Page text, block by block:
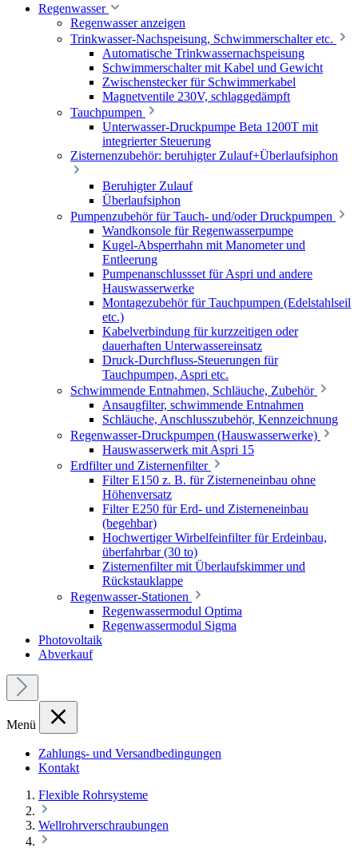
Regenwasser
Regenwasser anzeigen
Trinkwasser-Nachspeisung, Schwimmerschalter etc.
Automatische Trinkwassernachspeisung
Schwimmerschalter mit Kabel und Gewicht
Zwischenstecker für Schwimmerkabel
Magnetventile 230V, schlaggedämpft
Tauchpumpen
Unterwasser-Druckpumpe Beta 1200T mit
integrierter Steuerung
Zisternenzubehör: beruhigter Zulauf+Überlaufsiphon
Beruhigter Zulauf
Überlaufsiphon
Pumpenzubehör für Tauch- und/oder Druckpumpen
Wandkonsole für Regenwasserpumpe
Kugel-Absperrhahn mit Manometer und
Entleerung
Pumpenanschlussset für Aspri und andere
Hauswasserwerke
Montagezubehör für Tauchpumpen (Edelstahlseil
etc.)
Kabelverbindung für kurzzeitigen oder
dauerhaften Unterwassereinsatz
Druck-Durchfluss-Steuerungen für
Tauchpumpen, Aspri etc.
Schwimmende Entnahmen, Schläuche, Zubehör
Ansaugfilter, schwimmende Entnahmen
Schläuche, Anschlusszubehör, Kennzeichnung
Regenwasser-Druckpumpen (Hauswasserwerke)
Hauswasserwerk mit Aspri 15
Erdfilter und Zisternenfilter
Filter E150 z. B. für Zisterneneinbau ohne
Höhenversatz
Filter E250 für Erd- und Zisterneneinbau
(begehbar)
Hochwertiger Wirbelfeinfilter für Erdeinbau,
überfahrbar (30 to)
Zisternenfilter mit Überlaufskimmer und
Rückstauklappe
Regenwasser-Stationen
Regenwassermodul Optima
Regenwassermodul Sigma
Photovoltaik
Abverkauf
Menü
Zahlungs- und Versandbedingungen
Kontakt
Flexible Rohrsysteme
Wellrohrverschraubungen